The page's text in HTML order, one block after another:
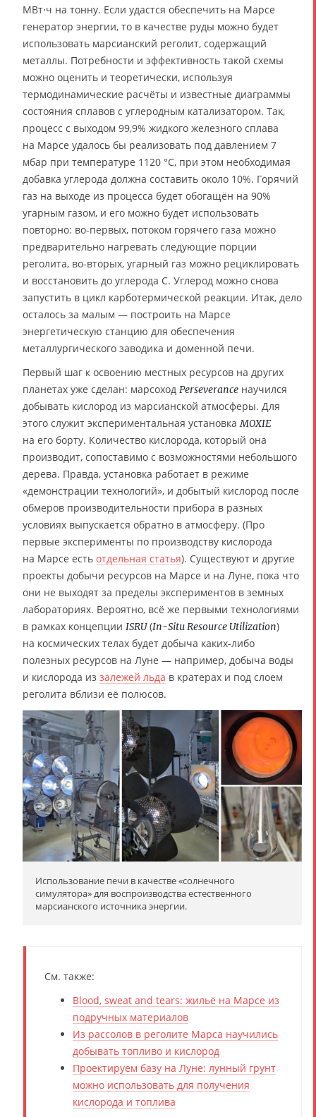
МВт⋅ч на тонну. Если удастся обеспечить на Марсе
генератор энергии, то в качестве руды можно будет
использовать марсианский реголит, содержащий
металлы. Потребности и эффективность такой схемы
можно оценить и теоретически, используя
термодинамические расчёты и известные диаграммы
состояния сплавов с углеродным катализатором. Так,
процесс с выходом 99,9% жидкого железного сплава
на Марсе удалось бы реализовать под давлением 7
мбар при температуре 1120 °C, при этом необходимая
добавка углерода должна составить около 10%. Горячий
газ на выходе из процесса будет обогащён на 90%
угарным газом, и его можно будет использовать
повторно: во-первых, потоком горячего газа можно
предварительно нагревать следующие порции
реголита, во-вторых, угарный газ можно рециклировать
и восстановить до углерода C. Углерод можно снова
запустить в цикл карботермической реакции. Итак, дело
осталось за малым — построить на Марсе
энергетическую станцию для обеспечения
металлургического заводика и доменной печи.
Первый шаг к освоению местных ресурсов на других
планетах уже сделан: марсоход Perseverance научился
добывать кислород из марсианской атмосферы. Для
этого служит экспериментальная установка MOXIE
на его борту. Количество кислорода, который она
производит, сопоставимо с возможностями небольшого
дерева. Правда, установка работает в режиме
«демонстрации технологий», и добытый кислород после
обмеров производительности прибора в разных
условиях выпускается обратно в атмосферу. (Про
первые эксперименты по производству кислорода
на Марсе есть отдельная статья). Существуют и другие
проекты добычи ресурсов на Марсе и на Луне, пока что
они не выходят за пределы экспериментов в земных
лабораториях. Вероятно, всё же первыми технологиями
в рамках концепции ISRU(In-Situ Resource Utilization)
на космических телах будет добыча каких-либо
полезных ресурсов на Луне — например, добыча воды
и кислорода из залежей льда в кратерах и под слоем
реголита вблизи её полюсов.
Использование печи в качестве «солнечного
симулятора» для воспроизводства естественного
марсианского источника энергии.
См. также:
Blood, sweat and tears: жильё на Марсе из
подручных материалов
Из рассолов в реголите Марса научились
добывать топливо и кислород
Проектируем базу на Луне: лунный грунт
можно использовать для получения
кислорода и топлива